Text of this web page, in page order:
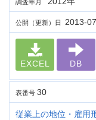
調査年月
公開（更新）日 2013-
EXCEL DB
表番号 30
従業上の地位・雇用